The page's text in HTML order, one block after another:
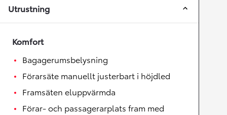
Utrustning
Komfort
Bagagerumsbelysning
Förarsäte manuellt justerbart i höjdled
Framsäten eluppvärmda
Förar- och passagerarplats fram med